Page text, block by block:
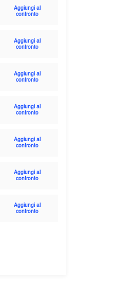
Aggiungi al
confronto
Aggiungi al
confronto
Aggiungi al
confronto
Aggiungi al
confronto
Aggiungi al
confronto
Aggiungi al
confronto
Aggiungi al
confronto